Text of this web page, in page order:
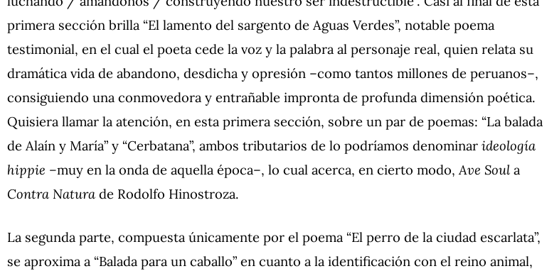
primera sección brilla “El lamento del sargento de Aguas Verdes”, notable poema
testimonial, en el cual el poeta cede la voz y la palabra al personaje real, quien relata su
dramática vida de abandono, desdicha y opresión –como tantos millones de peruanos–,
consiguiendo una conmovedora y entrañable impronta de profunda dimensión poética.
Quisiera llamar la atención, en esta primera sección, sobre un par de poemas: “La balada
de Alaín y María” y “Cerbatana”, ambos tributarios de lo podríamos denominar ideología
hippie –muy en la onda de aquella época–, lo cual acerca, en cierto modo, Ave Soul a
Contra Natura de Rodolfo Hinostroza.
La segunda parte, compuesta únicamente por el poema “El perro de la ciudad escarlata”,
se aproxima a “Balada para un caballo” en cuanto a la identificación con el reino animal,